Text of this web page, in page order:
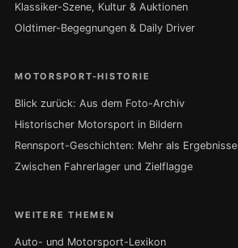
Klassiker-Szene, Kultur & Auktionen
Oldtimer-Begegnungen & Daily Driver
MOTORSPORT-HISTORIE
Blick zurück: Aus dem Foto-Archiv
Historischer Motorsport in Bildern
Rennsport-Geschichten: Mehr als Ergebnisse
Zwischen Fahrerlager und Zielflagge
WEITERE THEMEN
Auto- und Motorsport-Lexikon